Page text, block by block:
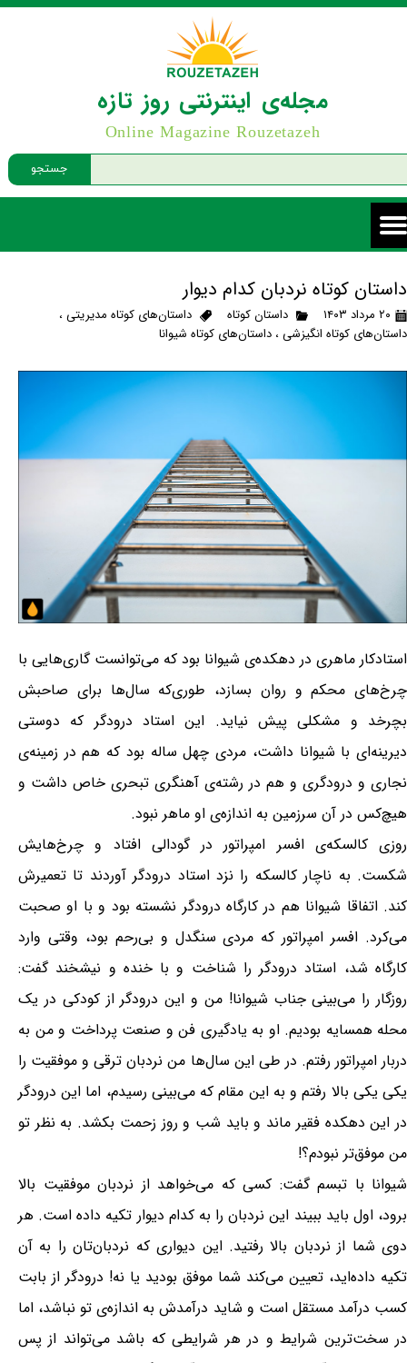
جستجو
مجله‌ی اینترنتی روز تازه
Online Magazine Rouzetazeh
داستان کوتاه نردبان کدام دیوار
۲۰ مرداد ۱۴۰۳ داستان کوتاه داستان‌های کوتاه مدیریتی،
داستان‌های کوتاه انگیزشی، داستان‌های کوتاه شیوانا
استادکار ماهری در دهکده‌ی شیوانا بود که می‌توانست گاری‌هایی با
چرخ‌های محکم و روان بسازد، طوری‌که سال‌ها برای صاحبش
بچرخد و مشکلی پیش نیاید. این استاد درودگر که دوستی
دیرینه‌ای با شیوانا داشت، مردی چهل ساله بود که هم در زمینه‌ی
نجاری و درودگری و هم در رشته‌ی آهنگری تبحری خاص داشت و
هیچ‌کس در آن سرزمین به اندازه‌ی او ماهر نبود.​
روزی کالسکه‌ی افسر امپراتور در گودالی افتاد و چرخ‌هایش
شکست. به ناچار کالسکه را نزد استاد درودگر آوردند تا تعمیرش
کند. اتفاقا شیوانا هم در کارگاه درودگر نشسته بود و با او صحبت
می‌کرد. افسر امپراتور که مردی سنگدل و بی‌رحم بود، وقتی وارد
کارگاه شد، استاد درودگر را شناخت و با خنده و نیشخند گفت:
روزگار را می‌بینی جناب شیوانا! من و این درودگر از کودکی در یک
محله همسایه بودیم. او به یادگیری فن و صنعت پرداخت و من به
دربار امپراتور رفتم. در طی این سال‌ها من نردبان ترقی و موفقیت را
یکی یکی بالا رفتم و به این مقام که می‌بینی رسیدم، اما این درودگر
در این دهکده فقیر ماند و باید شب و روز زحمت بکشد. به نظر تو
من موفق‌تر نبودم؟!​
شیوانا با تبسم گفت: کسی که می‌خواهد از نردبان موفقیت بالا
برود، اول باید ببیند این نردبان را به کدام دیوار تکیه داده است. هر
دوی شما از نردبان بالا رفتید. این دیواری که نردبان‌تان را به آن
تکیه داده‌اید، تعیین می‌کند شما موفق بودید یا نه! درودگر از بابت
کسب درآمد مستقل است و شاید درآمدش به اندازه‌ی تو نباشد، اما
در سخت‌ترین شرایط و در هر شرایطی که باشد می‌تواند از پس